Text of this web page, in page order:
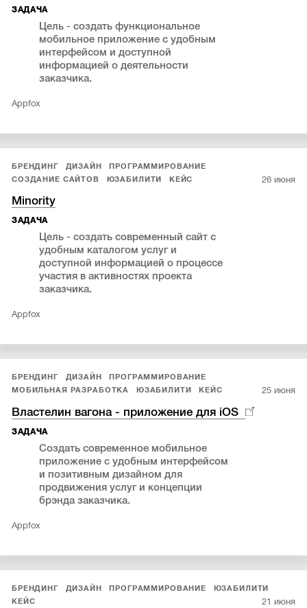
ЗАДАЧА
Цель - создать функциональное
мобильное приложение с удобным
интерфейсом и доступной
информацией о деятельности
заказчика.
Appfox
БРЕНДИНГ ДИЗАЙН
ПРОГРАММИРОВАНИЕ
СОЗДАНИЕ САЙТОВ
ЮЗАБИЛИТИ КЕЙС 26 июня
Minority
ЗАДАЧА
Цель - создать современный сайт с
удобным каталогом услуг и
доступной информацией о процессе
участия в активностях проекта
заказчика.
Appfox
БРЕНДИНГ ДИЗАЙН
ПРОГРАММИРОВАНИЕ
МОБИЛЬНАЯ РАЗРАБОТКА
ЮЗАБИЛИТИ КЕЙС 25 июня
Властелин вагона - приложение для iOS
ЗАДАЧА
Создать современное мобильное
приложение с удобным интерфейсом
и позитивным дизайном для
продвижения услуг и концепции
брэнда заказчика.
Appfox
БРЕНДИНГ ДИЗАЙН ПРОГРАММИРОВАНИЕ
ЮЗАБИЛИТИ
КЕЙС
21 июня